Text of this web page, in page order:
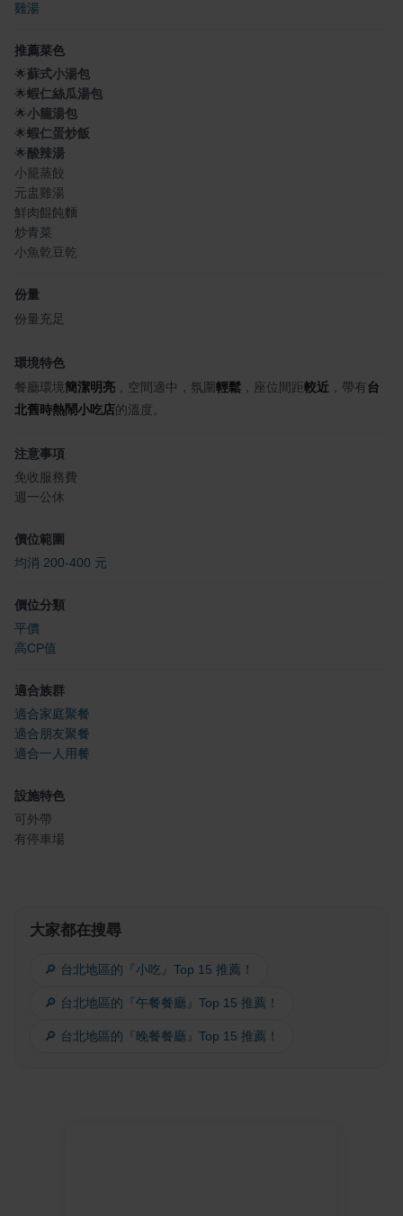
雞湯
推薦菜色
🌟蘇式小湯包
🌟蝦仁絲瓜湯包
🌟小籠湯包
🌟蝦仁蛋炒飯
🌟酸辣湯
小籠蒸餃
元盅雞湯
鮮肉餛飩麵
炒青菜
小魚乾豆乾
份量
份量充足
環境特色
餐廳環境簡潔明亮 ，空間適中，氛圍輕鬆 ，座位間距較近 ，帶有 台
北舊時熱鬧小吃店的溫度。
注意事項
免收服務費
週一公休
價位範圍
均消 200-400 元
價位分類
平價
高CP值
適合族群
適合家庭聚餐
適合朋友聚餐
適合一人用餐
設施特色
可外帶
有停車場
大家都在搜尋
🔎 台北地區的『小吃』Top 15 推薦！
🔎 台北地區的『午餐餐廳』Top 15 推薦！
🔎 台北地區的『晚餐餐廳』Top 15 推薦！